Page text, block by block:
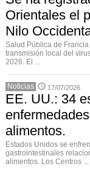
Orientales el
Nilo
Salud Pública de
transmisión local del
2026. El ...
Noticias 17/07/2026
EE. UU.: 34
alimentos.
Estados Unidos se
gastrointestinales
alimentos. Los Centros ...